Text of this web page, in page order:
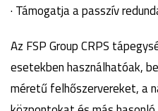
· Támogatja a passzív
Az FSP Group CRPS
esetekben használhatóak,
méretű felhőszervereket, a